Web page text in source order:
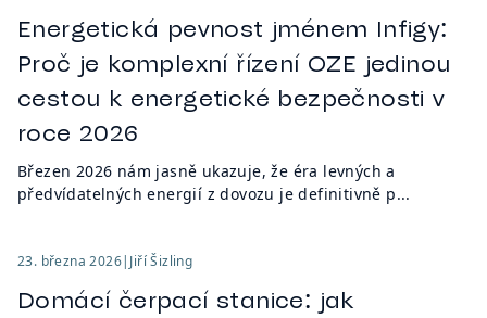
Energetická pevnost jménem Infigy:
Proč je komplexní řízení OZE jedinou
cestou k energetické bezpečnosti v
roce 2026
Březen 2026 nám jasně ukazuje, že éra levných a
předvídatelných energií z dovozu je definitivně p...
23. března 2026| Jiří Šizling
Domácí čerpací stanice: jak